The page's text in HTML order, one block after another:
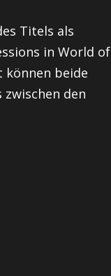
Titels als
in World of
können beide
den